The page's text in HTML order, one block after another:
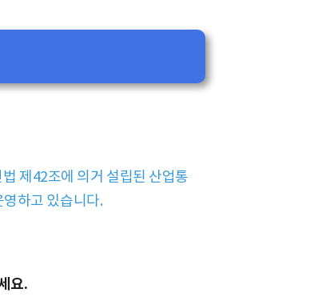
제42조에 의거 설립된 산업통
하고 있습니다.
요.